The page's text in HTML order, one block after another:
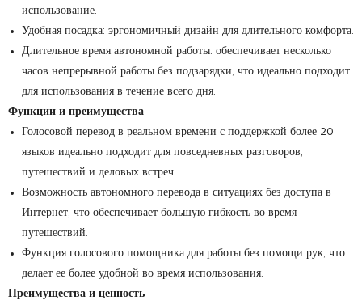
использование.
Удобная посадка: эргономичный дизайн для длительного комфорта.
Длительное время автономной работы: обеспечивает несколько
часов непрерывной работы без подзарядки, что идеально подходит
для использования в течение всего дня.
Функции и преимущества
Голосовой перевод в реальном времени с поддержкой более 20
языков идеально подходит для повседневных разговоров,
путешествий и деловых встреч.
Возможность автономного перевода в ситуациях без доступа в
Интернет, что обеспечивает большую гибкость во время
путешествий.
Функция голосового помощника для работы без помощи рук, что
делает ее более удобной во время использования.
Преимущества и ценность